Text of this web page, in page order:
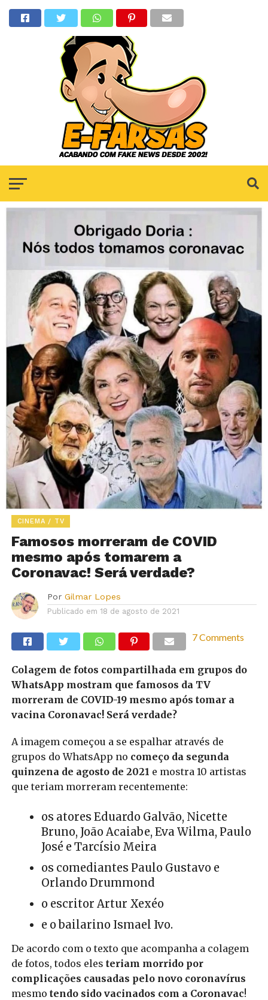
CINEMA / TV
Famosos morreram de COVID
mesmo após tomarem a
Coronavac! Será verdade?
Por Gilmar Lopes
Publicado em 18 de agosto de 2021
7 Comments
Colagem de fotos compartilhada em grupos do
WhatsApp mostram que famosos da TV
morreram de COVID-19 mesmo após tomar a
vacina Coronavac! Será verdade?
A imagem começou a se espalhar através de
grupos do WhatsApp no começo da segunda
quinzena de agosto de 2021 e mostra 10 artistas
que teriam morreram recentemente:
os atores Eduardo Galvão, Nicette
Bruno, João Acaiabe, Eva Wilma, Paulo
José eTarcísio Meira
os comediantes Paulo Gustavo e
Orlando Drummond
o escritor Artur Xexéo
e o bailarino Ismael Ivo.
De acordo com o texto que acompanha a colagem
de fotos, todos eles teriam morrido por
complicações causadas pelo novo coronavírus
mesmo tendo sido vacinados com a Coronavac!